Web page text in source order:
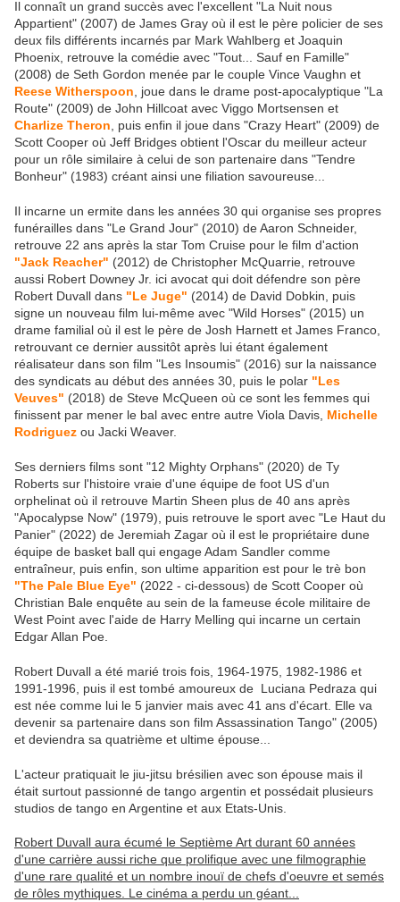
Il connaît un grand succès avec l'excellent "La Nuit nous
Appartient" (2007) de James Gray où il est le père policier de ses
deux fils différents incarnés par Mark Wahlberg et Joaquin
Phoenix, retrouve la comédie avec "Tout... Sauf en Famille"
(2008) de Seth Gordon menée par le couple Vince Vaughn et
Reese Witherspoon , joue dans le drame post-apocalyptique "La
Route" (2009) de John Hillcoat avec Viggo Mortsensen et
Charlize Theron , puis enfin il joue dans "Crazy Heart" (2009) de
Scott Cooper où Jeff Bridges obtient l'Oscar du meilleur acteur
pour un rôle similaire à celui de son partenaire dans "Tendre
Bonheur" (1983) créant ainsi une filiation savoureuse...
Il incarne un ermite dans les années 30 qui organise ses propres
funérailles dans "Le Grand Jour" (2010) de Aaron Schneider,
retrouve 22 ans après la star Tom Cruise pour le film d'action
"Jack Reacher" (2012) de Christopher McQuarrie, retrouve
aussi Robert Downey Jr. ici avocat qui doit défendre son père
Robert Duvall dans "Le Juge" (2014) de David Dobkin, puis
signe un nouveau film lui-même avec "Wild Horses" (2015) un
drame familial où il est le père de Josh Harnett et James Franco,
retrouvant ce dernier aussitôt après lui étant également
réalisateur dans son film "Les Insoumis" (2016) sur la naissance
des syndicats au début des années 30, puis le polar "Les
Veuves" (2018) de Steve McQueen où ce sont les femmes qui
finissent par mener le bal avec entre autre Viola Davis, Michelle
Rodriguez ou Jacki Weaver.
Ses derniers films sont "12 Mighty Orphans" (2020) de Ty
Roberts sur l'histoire vraie d'une équipe de foot US d'un
orphelinat où il retrouve Martin Sheen plus de 40 ans après
"Apocalypse Now" (1979), puis retrouve le sport avec "Le Haut du
Panier" (2022) de Jeremiah Zagar où il est le propriétaire dune
équipe de basket ball qui engage Adam Sandler comme
entraîneur, puis enfin, son ultime apparition est pour le trè bon
"The Pale Blue Eye" (2022 - ci-dessous) de Scott Cooper où
Christian Bale enquête au sein de la fameuse école militaire de
West Point avec l'aide de Harry Melling qui incarne un certain
Edgar Allan Poe.
Robert Duvall a été marié trois fois, 1964-1975, 1982-1986 et
1991-1996, puis il est tombé amoureux de Luciana Pedraza qui
est née comme lui le 5 janvier mais avec 41 ans d'écart. Elle va
devenir sa partenaire dans son film Assassination Tango" (2005)
et deviendra sa quatrième et ultime épouse...
L'acteur pratiquait le jiu-jitsu brésilien avec son épouse mais il
était surtout passionné de tango argentin et possédait plusieurs
studios de tango en Argentine et aux Etats-Unis.
Robert Duvall aura écumé le Septième Art durant 60 années
d'une carrière aussi riche que prolifique avec une filmographie
d'une rare qualité et un nombre inouï de chefs d'oeuvre et semés
de rôles mythiques. Le cinéma a perdu un géant...